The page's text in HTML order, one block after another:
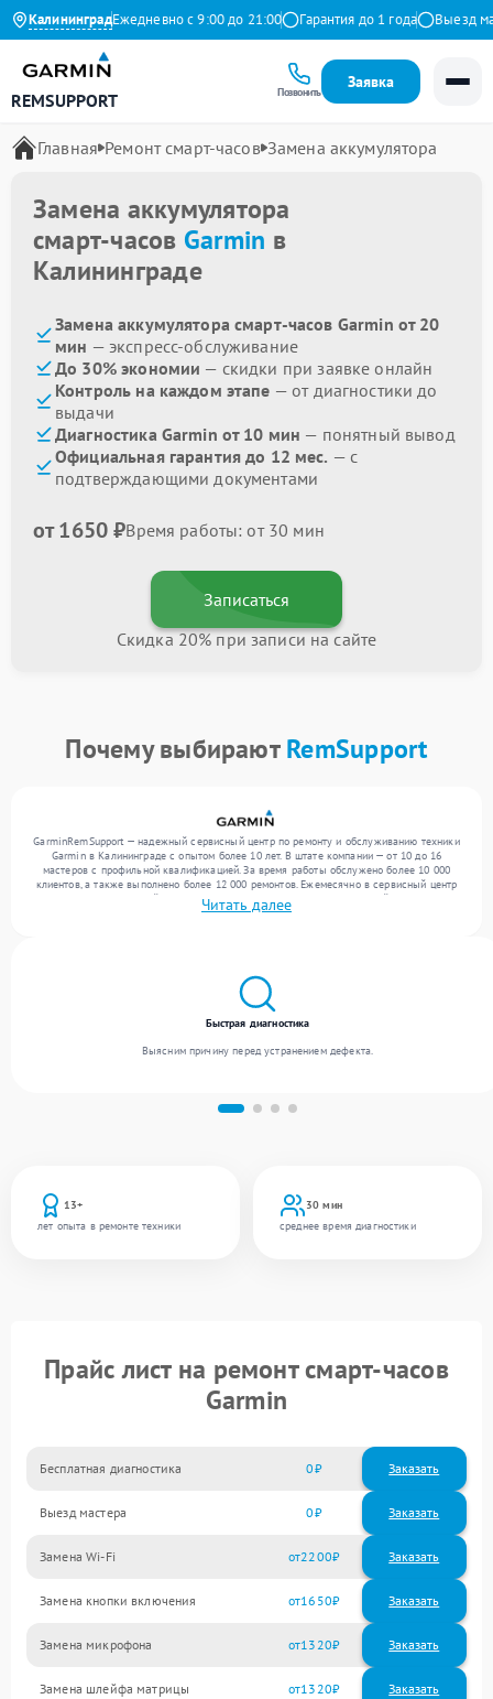
Калининград
на Яндекс Ежедневно с 9:00 до 21:00 Гарантия до 1 года Выезд
REMSUPPORT Позвонить
Заявка
Главная Ремонт смарт-часов Замена аккумулятора
Замена аккумулятора
смарт-часов Garmin в
Калининграде
Замена аккумулятора смарт-часов Garmin от 20
мин — экспресс-обслуживание
До 30% экономии — скидки при заявке онлайн
Контроль на каждом этапе — от диагностики до
выдачи
Диагностика Garmin от 10 мин — понятный вывод
Официальная гарантия до 12 мес. — с
подтверждающими документами
от 1650 ₽Время работы: от 30 мин
Записаться
Скидка 20% при записи на сайте
Почему выбираютRemSupport
GarminRemSupport — надежный сервисный центр по ремонту и обслуживанию техники
Garmin в Калининграде с опытом более 10 лет. В штате компании — от 10 до 16
мастеров с профильной квалификацией. За время работы обслужено более 10 000
клиентов, а также выполнено более 12 000 ремонтов. Ежемесячно в сервисный центр
поступает от 300 устройств, включая , , . Мы устраняем поломки любой сложности и
обеспечиваем надежный результат благодаря квалификации мастеров.
Читать далее
13+
лет опыта в ремонте техники
30 мин
среднее время диагностики
Быстрая диагностика
Выясним причину перед устранением дефекта.
Прайс лист на ремонт смарт-часов
Garmin
Бесплатная диагностика 0 Заказать
Выезд мастера 0 Заказать
Замена Wi-Fi 2200
Замена кнопки включения 1650
Замена микрофона 1320
Замена шлейфа матрицы 1320